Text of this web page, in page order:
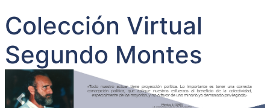
Colección Virtual
Segundo Montes